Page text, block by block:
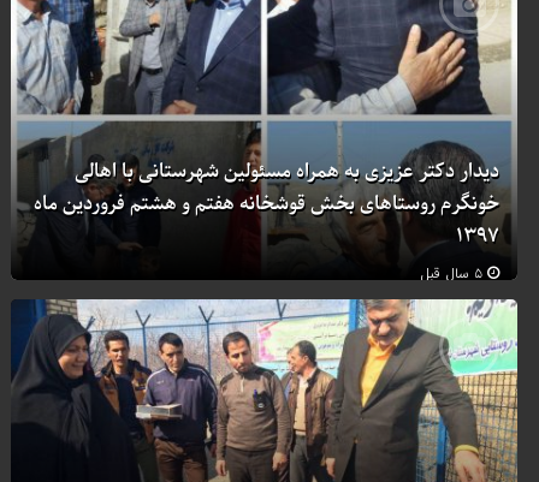
دیدار دکتر عزیزی به همراه مسئولین شهرستانی با اهالی
خونگرم روستاهای بخش قوشخانه هفتم و هشتم فروردین ماه
۱۳۹۷
۵ سال قبل